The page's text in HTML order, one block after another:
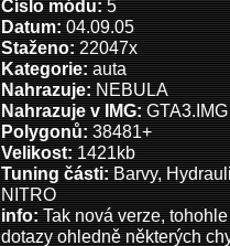
Číslo módu:5
Datum:04.09.05
Staženo:22047x
Kategorie:auta
Nahrazuje:NEBULA
Nahrazuje v IMG:GTA3.IMG
Polygonů:38481+
Velikost:1421kb
Tuning části:Barvy,
NITRO
info:Tak nová verze,
dotazy ohledně některých